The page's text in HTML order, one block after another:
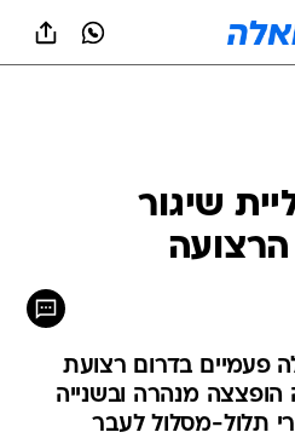
שיגור
פעמיים בדרום רצועת
מנהרה ובשנייה
תלול-מסלול לעבר